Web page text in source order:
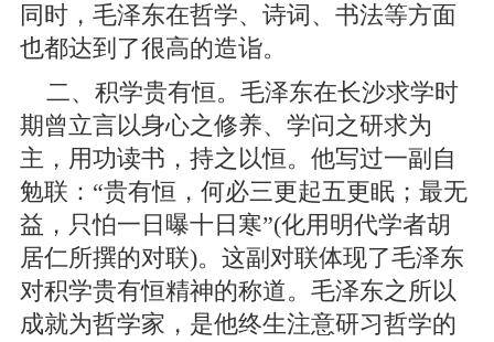
同时，毛泽东在哲学、诗词、书法等方面
也都达到了很高的造诣。
二、积学贵有恒。毛泽东在长沙求学时
期曾立言以身心之修养、学问之研求为
主，用功读书，持之以恒。他写过一副自
勉联：“贵有恒，何必三更起五更眠；最无
益，只怕一日曝十日寒”(化用明代学者胡
居仁所撰的对联)。这副对联体现了毛泽东
对积学贵有恒精神的称道。毛泽东之所以
成就为哲学家，是他终生注意研习哲学的